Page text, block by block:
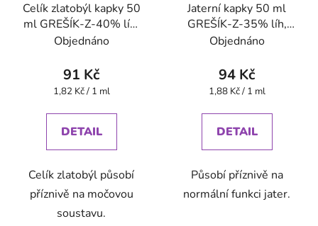
Celík zlatobýl kapky 50
ml GREŠÍK-Z-40% líh,
Bylinné kapky
Objednáno
91 Kč
Měrná
1,82 Kč / 1 ml
DETAIL
Celík zlatobýl působí
příznivě na močovou
soustavu.
Jaterní kapky 50 ml
GREŠÍK-Z-35% líh,
Devatero bylin kapky
Objednáno
94 Kč
Měrná
1,88 Kč / 1 ml
DETAIL
Působí příznivě na
normální funkci jater.